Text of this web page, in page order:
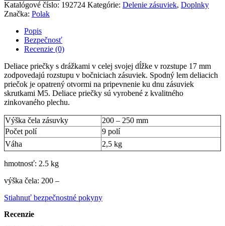
Katalógové číslo: 192724 Kategórie: Delenie zásuviek, Doplnky
Značka: Polak
Popis
Bezpečnosť
Recenzie (0)
Deliace priečky s drážkami v celej svojej dĺžke v rozstupe 17 mm
zodpovedajú rozstupu v bočniciach zásuviek. Spodný lem deliacich
priečok je opatrený otvormi na pripevnenie ku dnu zásuviek
skrutkami M5. Deliace priečky sú vyrobené z kvalitného
zinkovaného plechu.
Výška čela zásuvky
200 – 250 mm
Počet polí
9 polí
Váha
2,5 kg
hmotnosť: 2.5 kg
výška čela: 200 –
Stiahnuť bezpečnostné pokyny
Recenzie